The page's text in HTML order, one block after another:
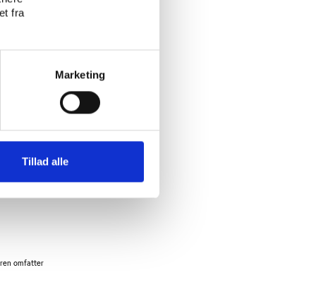
fra
Marketing
Tillad alle
omfatter